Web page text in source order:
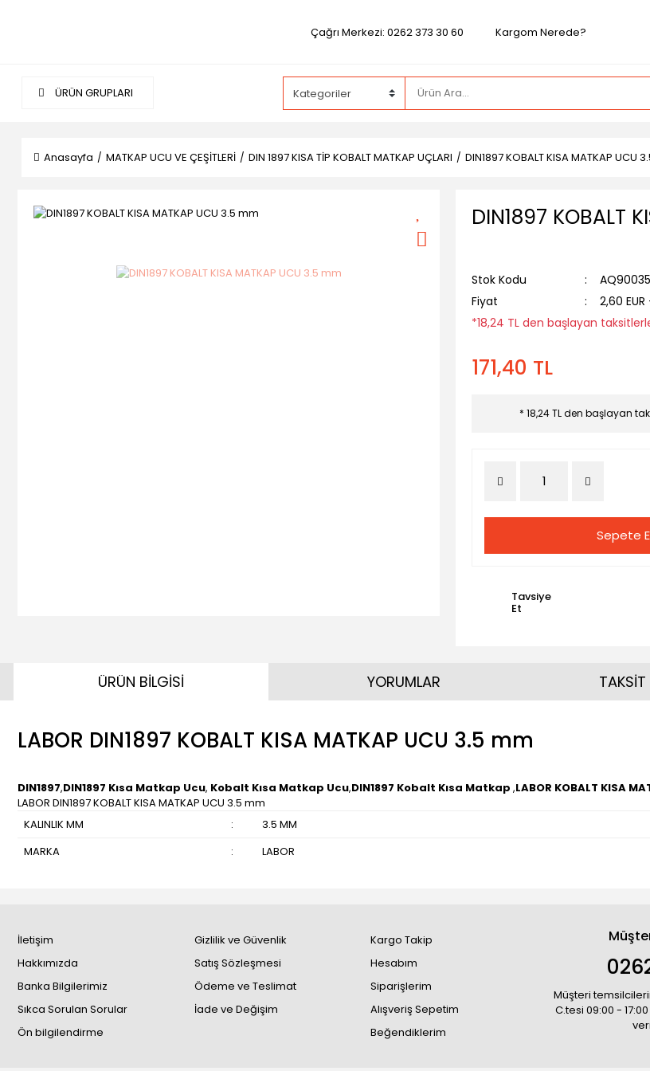
Çağrı Merkezi: 0262 373 30 60 Kargom Nerede?
ÜRÜN GRUPLARI
Anasayfa MATKAP UCU VE ÇEŞİTLERİ DIN 1897 KISA TİP KOBALT MATKAP UÇLARI DIN1897 KOBALT KISA MATKAP UCU
DIN1897 KOBALT
Stok Kodu
Fiyat
2,60 EUR
*18,24 TL den başlayan
171,40 TL
* 18,24 TL den başlayan
Sepete
Tavsiye
Et
ÜRÜN BİLGİSİ
LABOR DIN1897 KOBALT KISA MATKAP UCU 3.5 mm
DIN1897,DIN1897 Kısa Matkap Ucu, Kobalt Kısa Matkap Ucu,DIN1897 Kobalt Kısa Matkap ,LABOR KOBALT KISA
LABOR DIN1897 KOBALT KISA MATKAP UCU 3.5 mm
KALINLIK MM
:
3.5 MM
MARKA
: LABOR
YORUMLAR TAKSİT
İletişim
Hakkımızda
Banka Bilgilerimiz
Sıkca Sorulan Sorular
Ön bilgilendirme
Gizlilik ve Güvenlik
Satış Sözleşmesi
Ödeme ve Teslimat
İade ve Değişim
Kargo Takip
Hesabım
Siparişlerim
Alışveriş Sepetim
Beğendiklerim
Müşteri
C.tesi 09:00 -